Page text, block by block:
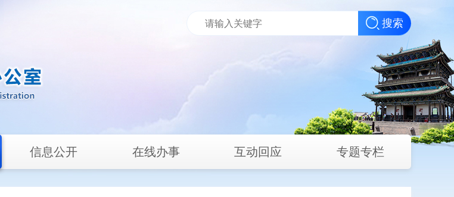
搜索
信息公开 在线办事 互动回应 专题专栏